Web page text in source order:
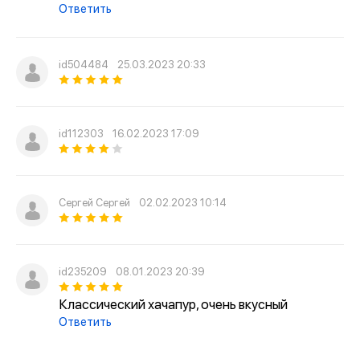
Ответить
id504484 25.03.2023 20:33
id112303 16.02.2023 17:09
Сергей Сергей 02.02.2023 10:14
id235209 08.01.2023 20:39
Классический хачапур, очень вкусный
Ответить